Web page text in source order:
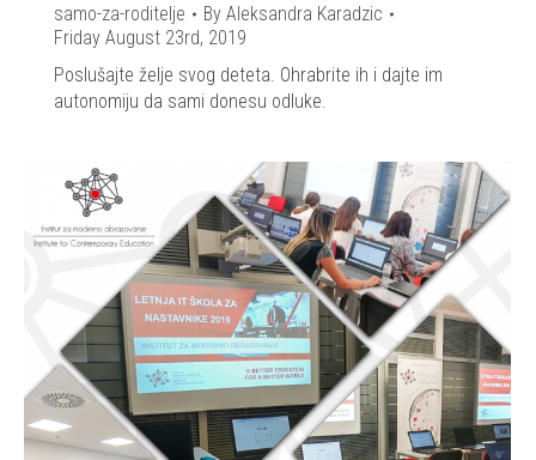
samo-za-roditelje By Aleksandra Karadzic
Friday August 23rd, 2019
Poslušajte želje svog deteta. Ohrabrite ih i dajte im
autonomiju da sami donesu odluke.